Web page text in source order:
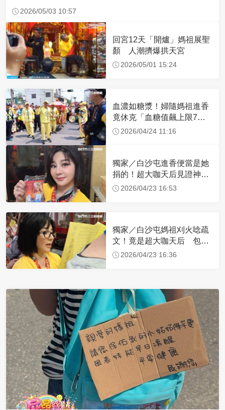
2026/05/03 10:57
回宮12天「開爐」媽祖展聖
顏 人潮擠爆拱天宮
2026/05/01 15:24
血濃如糖漿！婦隨媽祖進香
竟休克「血糖值飆上限7
倍」 醫曝原因
2026/04/24 11:16
獨家／白沙屯進香便當是她
捐的！超大咖天后見證神
蹟 一靠近媽祖就爆哭
2026/04/23 16:53
獨家／白沙屯媽祖刈火唸疏
文！竟是超大咖天后 包尿
布忍尿5小時不喊累
2026/04/23 16:36